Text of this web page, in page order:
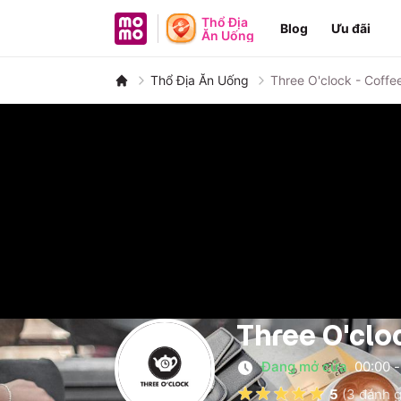
MoMo - Ứng dụng tài chính
Thổ Địa
Ăn Uống
Blog Ưu đãi
Thổ Địa Ăn Uống Three O'clock -
Three
Đang mở cửa 00:00-
5 (3 đánh